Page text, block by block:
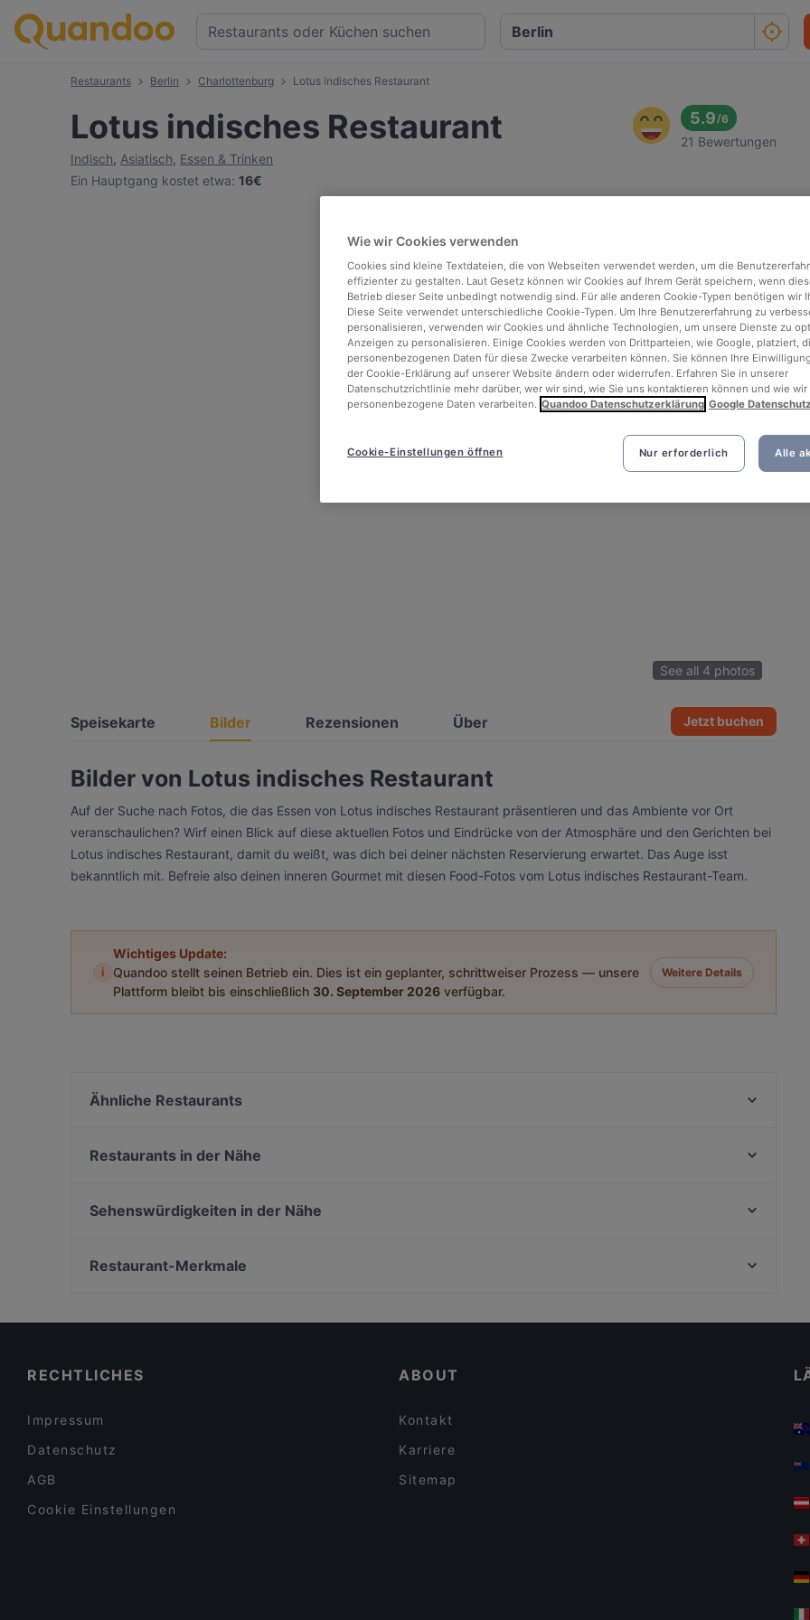
Restaurants Berlin Charlottenburg Lotus indisches Restaurant
Lotus indisches Restaurant
Indisch, Asiatisch, Essen & Trinken
Ein Hauptgang kostet etwa: 16€
5.9/6
21 Bewertungen
See all 4 photos
Speisekarte Bilder Rezensionen Über Jetzt buchen
Bilder von Lotus indisches Restaurant
Auf der Suche nach Fotos, die das Essen von Lotus indisches Restaurant präsentieren und das Ambiente vor Ort
veranschaulichen? Wirf einen Blick auf diese aktuellen Fotos und Eindrücke von der Atmosphäre und den Gerichten bei
Lotus indisches Restaurant, damit du weißt, was dich bei deiner nächsten Reservierung erwartet. Das Auge isst
bekanntlich mit. Befreie also deinen inneren Gourmet mit diesen Food-Fotos vom Lotus indisches Restaurant-Team.
i
Wichtiges Update:
Quandoo stellt seinen Betrieb ein. Dies ist ein geplanter, schrittweiser Prozess — unsere
Plattform bleibt bis einschließlich 30. September 2026 verfügbar.
Weitere Details
Ähnliche Restaurants
Lamazère Brasserie
Picoteo Berlin-Charlottenburg
Restaurants in der Nähe
ORJIN Restaurant
Sehenswürdigkeiten in der Nähe
Zündorfer Wehrturm, Köln
Restaurant-Merkmale
RECHTLICHES
Impressum
Datenschutz
AGB
Cookie Einstellungen
ABOUT
Kontakt
Karriere
Sitemap
Wie wir Cookies verwenden
Cookies sind kleine Textdateien, die von Webseiten verwendet werden, um die
effizienter zu gestalten. Laut Gesetz können wir Cookies auf Ihrem Gerät speichern, wenn
Betrieb dieser Seite unbedingt notwendig sind. Für alle anderen Cookie-Typen benötigen wir
Diese Seite verwendet unterschiedliche Cookie-Typen. Um Ihre Benutzererfahrung zu
personalisieren, verwenden wir Cookies und ähnliche Technologien, um unsere Dienste zu
Anzeigen zu personalisieren. Einige Cookies werden von Drittparteien, wie Google, platziert,
personenbezogenen Daten für diese Zwecke verarbeiten können. Sie können Ihre
der Cookie-Erklärung auf unserer Website ändern oder widerrufen. Erfahren Sie in unserer
Datenschutzrichtlinie mehr darüber, wer wir sind, wie Sie uns kontaktieren können und wie wir
personenbezogene Daten verarbeiten. Quandoo Datenschutzerklärung Google
Nur erforderlich Alle
Cookie-Einstellungen öffnen